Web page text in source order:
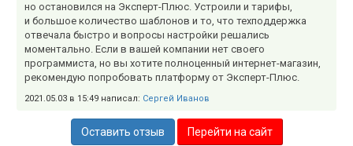
но остановился на Эксперт-Плюс. Устроили и тарифы,
и большое количество шаблонов и то, что техподдержка
отвечала быстро и вопросы настройки решались
моментально. Если в вашей компании нет своего
программиста, но вы хотите полноценный интернет-магазин,
рекомендую попробовать платформу от Эксперт-Плюс.
2021.05.03 в 15:49 написал: Сергей Иванов
Оставить отзыв Перейти на сайт